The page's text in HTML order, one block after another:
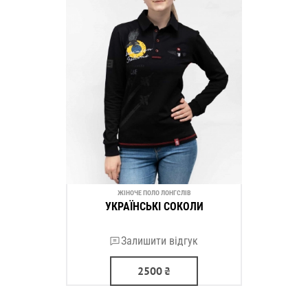
ЖІНОЧЕ ПОЛО ЛОНГСЛІВ
УКРАЇНСЬКІ СОКОЛИ
Залишити відгук
2500₴